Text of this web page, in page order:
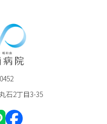
石2丁目3-35